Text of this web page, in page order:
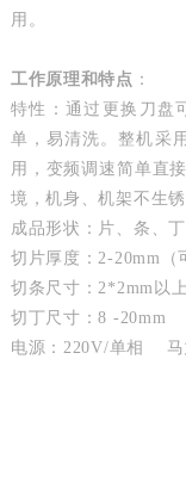
用。
工作原理和特点 ：
特性：通过更换刀盘
单，易清洗。整机采
用，变频调速简单直
境，机身、机架不生
成品形状： 片、条、丁
切片厚度：2-20mm （
切条尺寸：2*2mm 以
切丁尺寸：8 -20mm
电源：220V/单相 马